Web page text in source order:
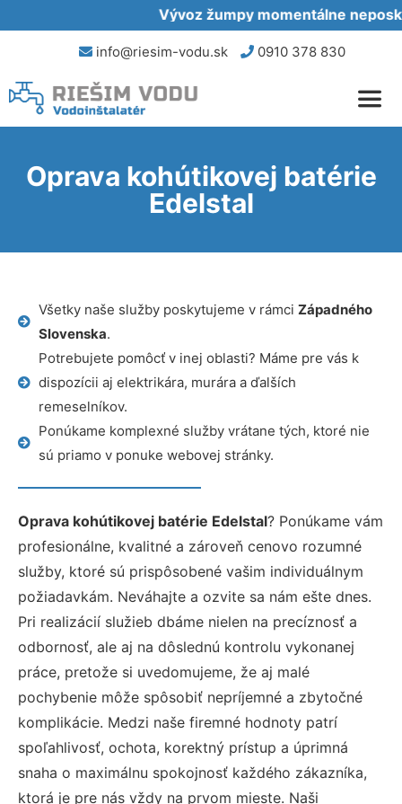
Vývoz žumpy momentálne
info@riesim-vodu.sk 0910 378 830
Oprava kohútikovej batérie
Edelstal
Všetky naše služby poskytujeme v rámci Západného
Slovenska.
Potrebujete pomôcť v inej oblasti? Máme pre vás k
dispozícii aj elektrikára, murára a ďalších
remeselníkov.
Ponúkame komplexné služby vrátane tých, ktoré nie
sú priamo v ponuke webovej stránky.
Oprava kohútikovej batérie Edelstal? Ponúkame vám
profesionálne, kvalitné a zároveň cenovo rozumné
služby, ktoré sú prispôsobené vašim individuálnym
požiadavkám. Neváhajte a ozvite sa nám ešte dnes.
Pri realizácií služieb dbáme nielen na precíznosť a
odbornosť, ale aj na dôslednú kontrolu vykonanej
práce, pretože si uvedomujeme, že aj malé
pochybenie môže spôsobiť nepríjemné a zbytočné
komplikácie. Medzi naše firemné hodnoty patrí
spoľahlivosť, ochota, korektný prístup a úprimná
snaha o maximálnu spokojnosť každého zákazníka,
ktorá je pre nás vždy na prvom mieste. Naši